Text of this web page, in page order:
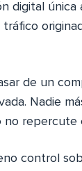
digital única
de un
Nadie
repercute
control